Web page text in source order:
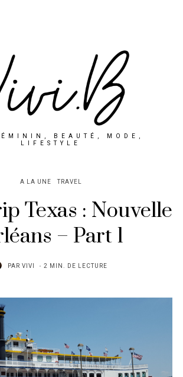
BEAUTÉ, MODE,
LIFESTYLE
A LA UNE TRAVEL
Texas : Nouvelle
– Part 1
PAR VIVI 2 MIN. DE LECTURE